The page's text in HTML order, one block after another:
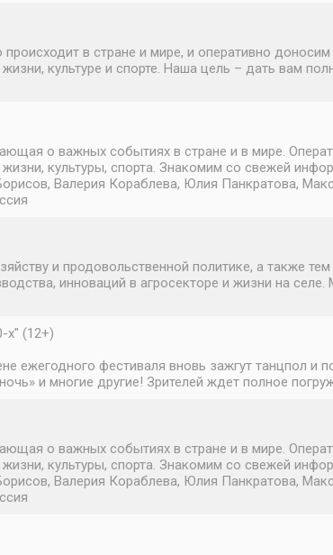
в стране и мире, и оперативно
культуре и спорте. Наша цель – дать вам
о важных событиях в стране и в мире.
культуры, спорта. Знакомим со свежей
Валерия Кораблева, Юлия Панкратова,
и продовольственной политике, а также
инноваций в агросекторе и жизни на
х" (12+)
ежегодного фестиваля вновь зажгут танцпол и
и многие другие! Зрителей ждет полное
о важных событиях в стране и в мире.
культуры, спорта. Знакомим со свежей
Валерия Кораблева, Юлия Панкратова,